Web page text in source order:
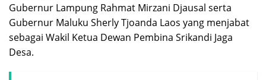
Gubernur Lampung Rahmat Mirzani Djausal serta
Gubernur Maluku Sherly Tjoanda Laos yang menjabat
sebagai Wakil Ketua Dewan Pembina Srikandi Jaga
Desa.